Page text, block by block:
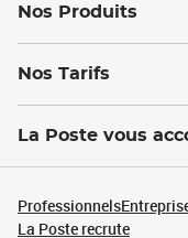
Nos Produits
Nos Tarifs
La Poste vous
Professionnels
La Poste recrute